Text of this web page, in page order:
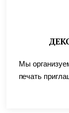
Мы
печать